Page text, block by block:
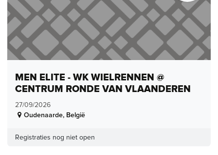
MEN ELITE - WK WIELRENNEN @
CENTRUM RONDE VAN VLAANDEREN
27/09/2026
Oudenaarde, België
Registraties nog niet open